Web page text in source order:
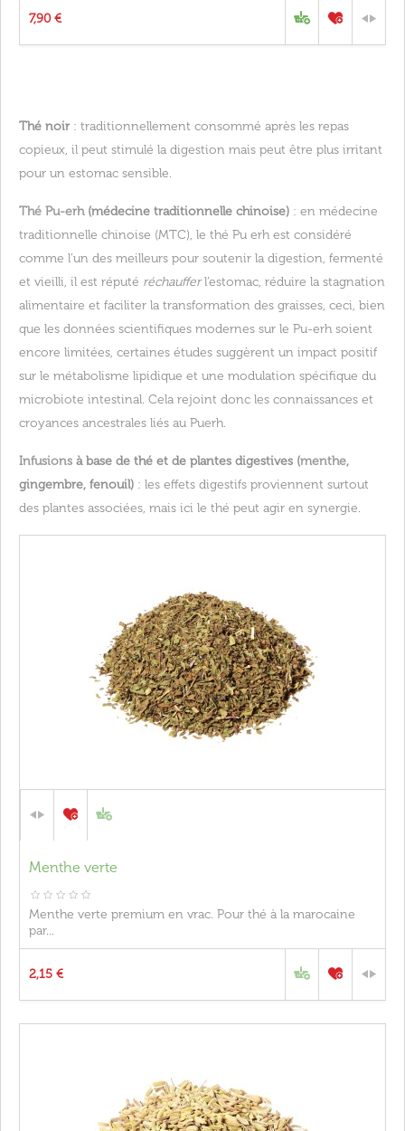
7,90 €
Thé noir : traditionnellement consommé après les repas
copieux, il peut stimulé la digestion mais peut être plus irritant
pour un estomac sensible.
Thé Pu-erh(médecine traditionnelle chinoise) : en médecine
traditionnelle chinoise (MTC), le thé Pu erh est considéré
comme l’un des meilleurs pour soutenir la digestion, fermenté
et vieilli, il est réputé réchaufferl’estomac, réduire la stagnation
alimentaire et faciliter la transformation des graisses, ceci, bien
que les données scientifiques modernes sur le Pu-erh soient
encore limitées, certaines études suggèrent un impact positif
sur le métabolisme lipidique et une modulation spécifique du
microbiote intestinal. Cela rejoint donc les connaissances et
croyances ancestrales liés au Puerh.
Infusions à base de thé et de plantes digestives (menthe,
gingembre, fenouil) : les effets digestifs proviennent surtout
des plantes associées, mais ici le thé peut agir en synergie.
Menthe verte
Menthe verte premium en vrac. Pour thé à la marocaine
par...
2,15 €